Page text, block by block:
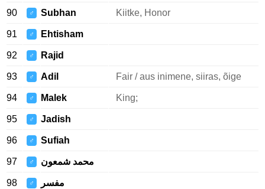
90 ♂ Subhan Kiitke, Honor
91 ♂ Ehtisham
92 ♂ Rajid
93 ♂ Adil Fair / aus inimene, siiras, õige
94 ♂ Malek King;
95 ♂ Jadish
96 ♂ Sufiah
97 ♂ محمد شمعون
98 ♂ مفسر